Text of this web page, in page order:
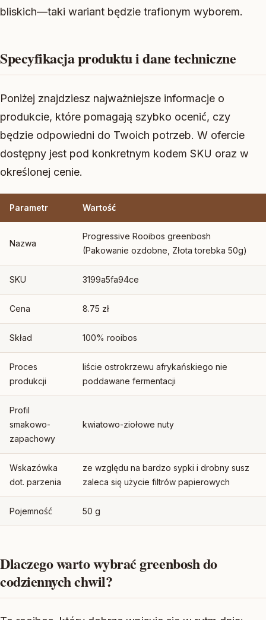
bliskich—taki wariant będzie trafionym wyborem.
Specyfikacja produktu i dane techniczne
Poniżej znajdziesz najważniejsze informacje o
produkcie, które pomagają szybko ocenić, czy
będzie odpowiedni do Twoich potrzeb. W ofercie
dostępny jest pod konkretnym kodem SKU oraz w
określonej cenie.
Parametr Wartość
Nazwa
Progressive Rooibos greenbosh
(Pakowanie ozdobne, Złota torebka 50g)
SKU 3199a5fa94ce
Cena 8.75 zł
Skład 100% rooibos
Proces
produkcji
liście ostrokrzewu afrykańskiego nie
poddawane fermentacji
Profil
smakowo-
zapachowy
kwiatowo-ziołowe nuty
Wskazówka
dot. parzenia
ze względu na bardzo sypki i drobny susz
zaleca się użycie filtrów papierowych
Pojemność 50 g
Dlaczego warto wybrać greenbosh do
codziennych chwil?